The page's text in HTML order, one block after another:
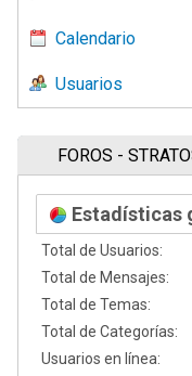
Calendario
Usuarios
FOROS -
Estadísticas
Total de Usuarios:
Total de Mensajes:
Total de Temas:
Total de Categorías:
Usuarios en línea: